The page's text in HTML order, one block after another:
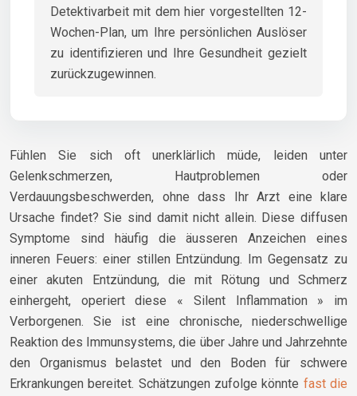
Detektivarbeit mit dem hier vorgestellten 12-
Wochen-Plan, um Ihre persönlichen Auslöser
zu identifizieren und Ihre Gesundheit gezielt
zurückzugewinnen.
Fühlen Sie sich oft unerklärlich müde, leiden unter
Gelenkschmerzen, Hautproblemen oder
Verdauungsbeschwerden, ohne dass Ihr Arzt eine klare
Ursache findet? Sie sind damit nicht allein. Diese diffusen
Symptome sind häufig die äusseren Anzeichen eines
inneren Feuers: einer stillen Entzündung. Im Gegensatz zu
einer akuten Entzündung, die mit Rötung und Schmerz
einhergeht, operiert diese « Silent Inflammation » im
Verborgenen. Sie ist eine chronische, niederschwellige
Reaktion des Immunsystems, die über Jahre und Jahrzehnte
den Organismus belastet und den Boden für schwere
Erkrankungen bereitet. Schätzungen zufolge könnte fast die